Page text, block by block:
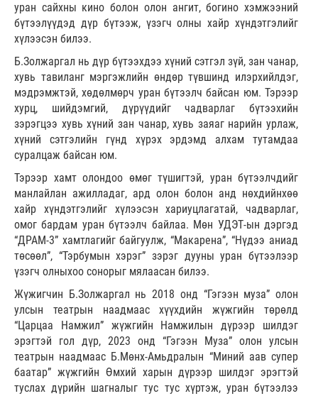
уран сайхны кино болон олон ангит, богино хэмжээний
бүтээлүүдэд дүр бүтээж, үзэгч олны хайр хүндэтгэлийг
хүлээсэн билээ.
Б.Золжаргал нь дүр бүтээхдээ хүний сэтгэл зүй, зан чанар,
хувь тавиланг мэргэжлийн өндөр түвшинд илэрхийлдэг,
мэдрэмжтэй, хөдөлмөрч уран бүтээлч байсан юм. Тэрээр
хурц, шийдэмгий, дүрүүдийг чадварлаг бүтээхийн
зэрэгцээ хувь хүний зан чанар, хувь заяаг нарийн урлаж,
хүний сэтгэлийн гүнд хүрэх эрдэмд алхам тутамдаа
суралцаж байсан юм.
Тэрээр хамт олондоо өмөг түшигтэй, уран бүтээлчдийг
манлайлан ажилладаг, ард олон болон анд нөхдийнхөө
хайр хүндэтгэлийг хүлээсэн хариуцлагатай, чадварлаг,
омог бардам уран бүтээлч байлаа. Мөн УДЭТ-ын дэргэд
“ДРАМ-3” хамтлагийг байгуулж, “Макарена”, “Нүдээ аниад
төсөөл”, “Тэрбумын хэрэг” зэрэг дууны уран бүтээлээр
үзэгч олныхоо сонорыг мялаасан билээ.
Жүжигчин Б.Золжаргал нь 2018 онд “Гэгээн муза” олон
улсын театрын наадмаас хүүхдийн жүжгийн төрөлд
“Царцаа Намжил” жүжгийн Намжилын дүрээр шилдэг
эрэгтэй гол дүр, 2023 онд “Гэгээн Муза” олон улсын
театрын наадмаас Б.Мөнх-Амьдралын “Миний аав супер
баатар” жүжгийн Өмхий харын дүрээр шилдэг эрэгтэй
туслах дүрийн шагналыг тус тус хүртэж, уран бүтээлээ